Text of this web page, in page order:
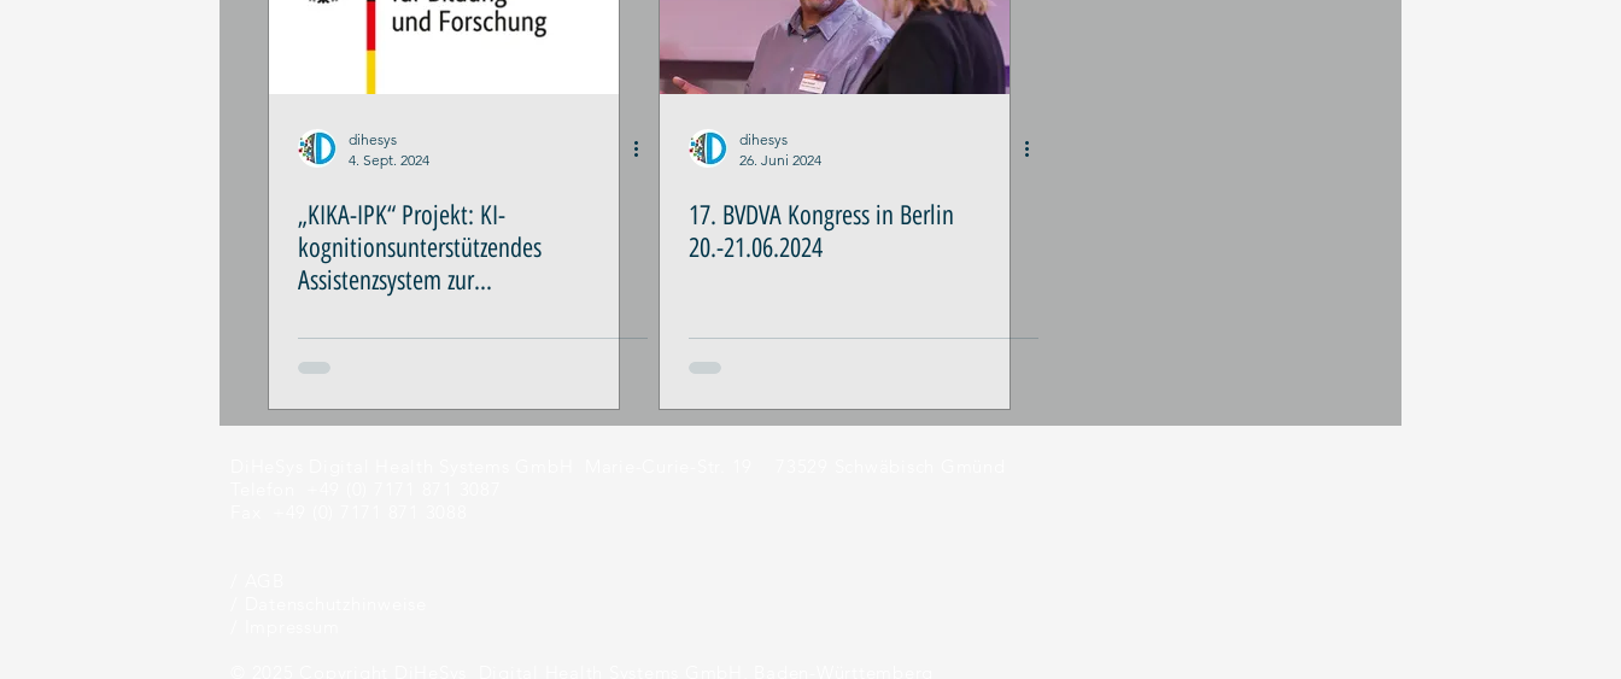
dihesys
4. Sept. 2024
„KIKA-IPK“ Projekt: KI-
kognitionsunterstützendes
Assistenzsystem zur
dihesys
26. Juni 2024
17. BVDVA Kongress in Berlin
20.-21.06.2024